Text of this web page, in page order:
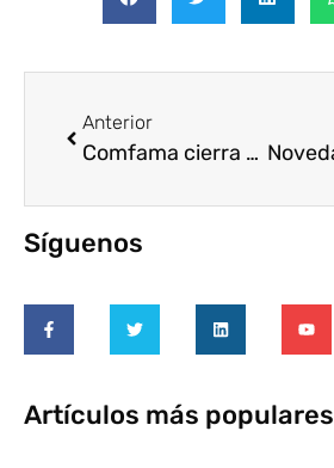
Anterior
Comfama cierra un gran año de impacto de Voluntariado en Mentorías para empresas conscientes
Síguenos
Artículos más populares